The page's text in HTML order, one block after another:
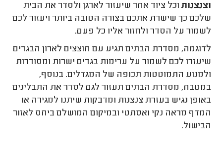
וצנצנות וכל ציוד אחר שיעזור לארגן ולסדר את הבית
שלכם כך שישרת אתכם בצורה הטובה ביותר ויעזור לכם
לשמור על הסדר ולחזור אליו כל פעם.
לדוגמה, מסדרת הבתים תגיע עם חוצצים לארון הבגדים
שיעזרו לכם לשמור על ערימות בגדים ישרות ומסודרות
ולמנוע התמוטטות תכופה של המגדלים. בנוסף,
במטבח, מסדרת הבתים תעזור לגם לסדר את התבלינים
באופן נגיש בעזרת צנצנות ומדבקות שיתנו למגירה או
המדף מראה נקי ואסתטי ובמיקום המושלם ביחס לאזור
הבישול.